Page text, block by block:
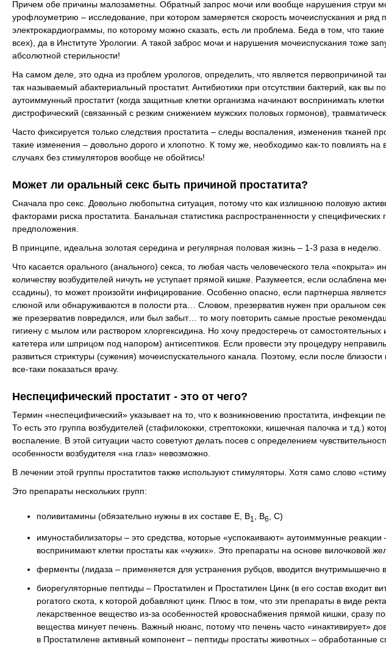
Причем обе причины малозаметны. Обратный запрос мочи или вообще нарушения струи
урофлоуметрию – исследование, при котором замеряется скорость мочеиспускания и
электрокардиограммы, по которому можно сказать, есть ли проблема. Беда в том, что
всех), да в Институте Урологии. А такой заброс мочи и нарушения мочеиспускания тоже
абсолютной стерильности!
На самом деле, это одна из проблем урологов, определить, что является первопричиной
так называемый абактериальный простатит. Антибиотики при отсутствии бактерий, как
аутоиммунный простатит (когда защитные клетки организма начинают воспринимать
дистрофический (связанный с резким снижением мужских половых гормонов),
Часто фиксируется только следствия простатита – следы воспаления, изменения тканей
такие изменения – довольно дорого и хлопотно. К тому же, необходимо как-то повлиять
случаях без стимуляторов вообще не обойтись!
Может ли оральный секс быть причиной простатита?
Сначала про секс. Довольно любопытна ситуация, потому что как излишнюю половую
факторами риска простатита. Банальная статистика распространенности у
предположения.
В принципе, идеальна золотая середина и регулярная половая жизнь – 1-3 раза в неделю.
Что касается орального (анального) секса, то любая часть человеческого тела
количеству возбудителей ничуть не уступает прямой кишке. Разумеется, если ослаблена
ссадины), то может произойти инфицирование. Особенно опасно, если партнерша
слюной или обнаруживаются в полости рта… Словом, презерватив нужен при оральном
же презерватив повредился, или был забыт… то могу повторить самые простые
гигиену с мылом или раствором хлоргексидина. Но хочу предостеречь от
катетера или шприцом под напором) антисептиков. Если провести эту процедуру
развиться стриктуры (сужения) мочеиспускательного канала. Поэтому, если после
все-таки показаться врачу.
Неспецифический простатит - это от чего?
Термин «неспецифический» указывает на то, что к возникновению простатита,
То есть это группа возбудителей (стафилококки, стрептококки, кишечная палочка и т.д.)
воспаление. В этой ситуации часто советуют делать посев с определением
особенности возбудителя «на глаз» невозможно.
В лечении этой группы простатитов также используют стимуляторы. Хотя само слово
Это препараты нескольких групп:
поливитамины (обязательно нужны в их составе Е, В1 , В6 , С)
имуностабилизаторы – это средства, которые «успокаивают» аутоиммунные
воспринимают клетки простаты как «чужих». Это препараты на основе вилочковой
ферменты (лидаза – применяется для устранения рубцов, вводится внутримышечно
биорегуляторные пептиды – Простатилен и Простатилен Цинк (в его состав входит
рогатого скота, к которой добавляют цинк. Плюс в том, что эти препараты в виде
лекарственное вещество из-за особенностей кровоснабжения прямой кишки, сразу
вещества минует печень. Важный нюанс, потому что печень часто «инактивирует»
в Простатилене активный компонент – пептиды простаты животных – обработанные